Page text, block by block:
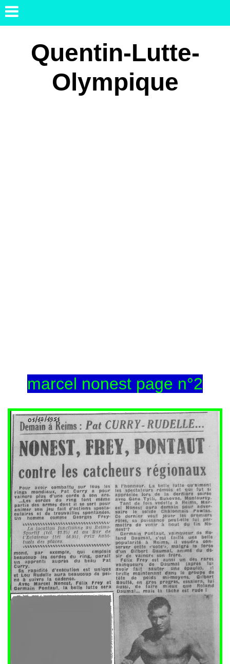
Quentin-Lutte-
Olympique
marcel nonest page n°2